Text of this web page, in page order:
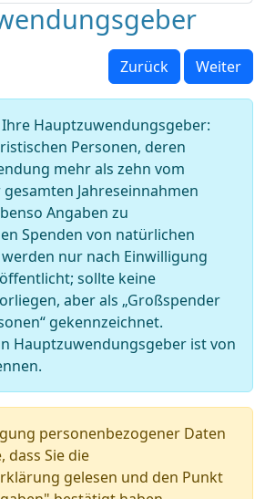
Zurück Weiter
Ihre Hauptzuwendungsgeber:
Personen, deren
mehr als zehn vom
Jahreseinnahmen
Angaben zu
Spenden von natürlichen
werden nur nach Einwilligung
sollte keine
aber als „Großspender
gekennzeichnet.
Hauptzuwendungsgeber ist von
personenbezogener Daten
dass Sie die
gelesen und den Punkt